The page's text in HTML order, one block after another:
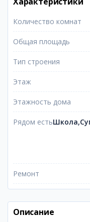
Количество комнат
Общая площадь
Тип строения
Этаж
Этажность дома
Рядом есть
Ремонт
Описание